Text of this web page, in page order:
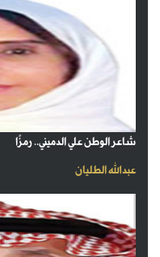
شاعر الوطن علي الدميني.. رمزًا
عبدالله الطليان